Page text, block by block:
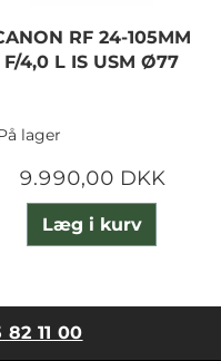
RF 24-105MM
F/4,0 L IS USM Ø77
lager
9.990,00 DKK
Læg i kurv
82 11 00